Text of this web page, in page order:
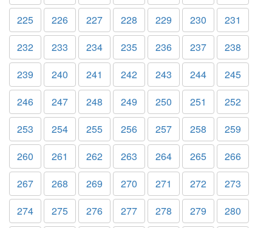
225
226 227 228 229 230
231
232
233 234 235 236 237
238
239
240 241 242 243 244
245
246
247 248 249 250 251
252
253
254 255 256 257 258
259
260
261 262 263 264 265
266
267
268 269 270 271 272
273
274
275 276 277 278 279 280